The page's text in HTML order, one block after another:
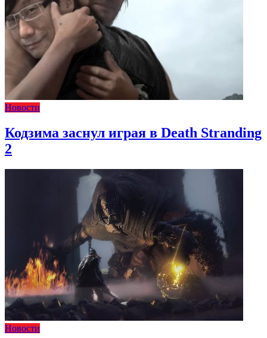
Новости
Кодзима заснул играя в Death Stranding
2
Новости